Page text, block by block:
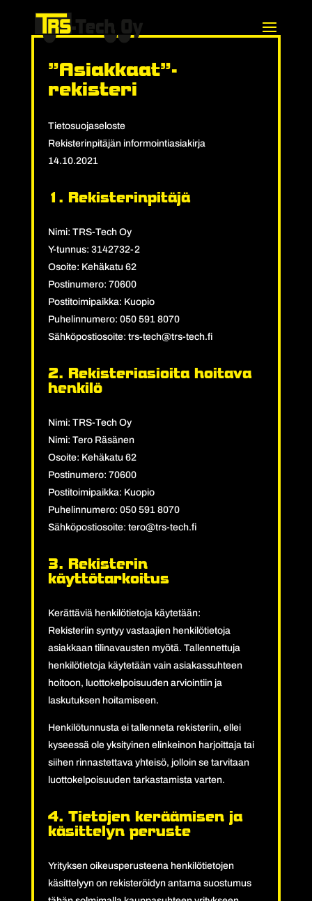
”Asiakkaat”-
rekisteri
Tietosuojaseloste
Rekisterinpitäjän informointiasiakirja
14.10.2021
1. Rekisterinpitäjä
Nimi: TRS-Tech Oy
Y-tunnus: 3142732-2
Osoite: Kehäkatu 62
Postinumero: 70600
Postitoimipaikka: Kuopio
Puhelinnumero: 050 591 8070
Sähköpostiosoite: trs-tech@trs-tech.fi
2. Rekisteriasioita hoitava
henkilö
Nimi: TRS-Tech Oy
Nimi: Tero Räsänen
Osoite: Kehäkatu 62
Postinumero: 70600
Postitoimipaikka: Kuopio
Puhelinnumero: 050 591 8070
Sähköpostiosoite: tero@trs-tech.fi
3. Rekisterin
käyttötarkoitus
Kerättäviä henkilötietoja käytetään:
Rekisteriin syntyy vastaajien henkilötietoja
asiakkaan tilinavausten myötä. Tallennettuja
henkilötietoja käytetään vain asiakassuhteen
hoitoon, luottokelpoisuuden arviointiin ja
laskutuksen hoitamiseen.
Henkilötunnusta ei tallenneta rekisteriin, ellei
kyseessä ole yksityinen elinkeinon harjoittaja tai
siihen rinnastettava yhteisö, jolloin se tarvitaan
luottokelpoisuuden tarkastamista varten.
4. Tietojen keräämisen ja
käsittelyn peruste
Yrityksen oikeusperusteena henkilötietojen
käsittelyyn on rekisteröidyn antama suostumus